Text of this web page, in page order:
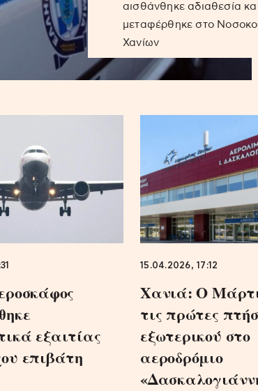
αισθάνθηκε αδιαθεσία
μεταφέρθηκε στο
Χανίων
εξαιτίας
επιβάτη
15.04.2026, 17:12
Χανιά: Ο
τις πρώτες
εξωτερικού στο
αεροδρόμιο